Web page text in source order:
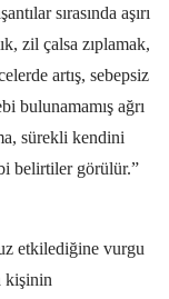
sırasında aşırı
zil çalsa zıplamak,
artış, sebepsiz
bulunamamış ağrı
sürekli kendini
belirtiler görülür.”
etkilediğine vurgu
kişinin